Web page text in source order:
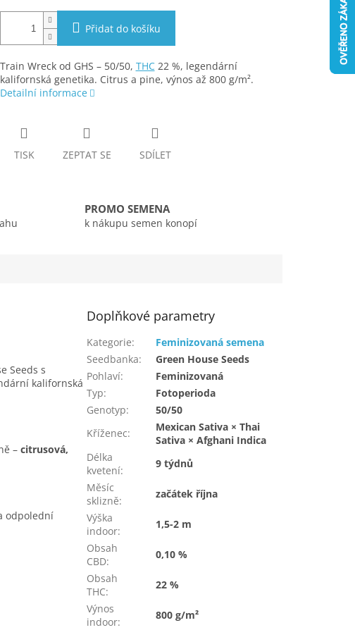
Přidat do košíku
Train Wreck od GHS – 50/50, THC22 %, legendární
kalifornská genetika. Citrus a pine, výnos až 800 g/m².
Detailní informace
TISK ZEPTAT SE SDÍLET
PROMO SEMENA
k nákupu semen konopí
Seeds s
kalifornská
– citrusová,
odpolední
Doplňkové parametry
Kategorie:
Feminizovaná semena
Seedbanka:
Green House Seeds
Pohlaví:
Feminizovaná
Typ:
Fotoperioda
Genotyp:
50/50
Kříženec:
Mexican Sativa × Thai
Sativa × Afghani Indica
Délka
kvetení:
9 týdnů
Měsíc
sklizně:
začátek října
Výška
indoor:
1,5-2 m
Obsah
CBD:
0,10 %
Obsah
THC:
22 %
Výnos
indoor:
800 g/m²